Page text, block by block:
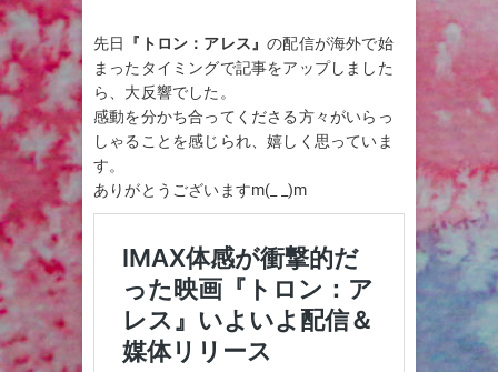
先日 『トロン：アレス』の配信が海外で始
まったタイミングで記事をアップしました
ら、大反響でした。
感動を分かち合ってくださる方々がいらっ
しゃることを感じられ、嬉しく思っていま
す。
ありがとうございますm(_ _)m